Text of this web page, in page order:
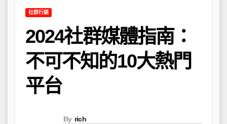
社群行銷
2024社群媒體指南：
不可不知的10大熱門
平台
By rich